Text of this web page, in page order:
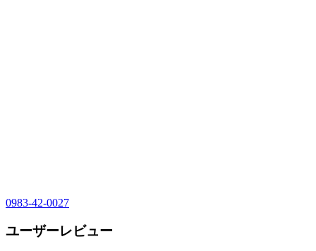
0983-42-0027
ユーザーレビュー